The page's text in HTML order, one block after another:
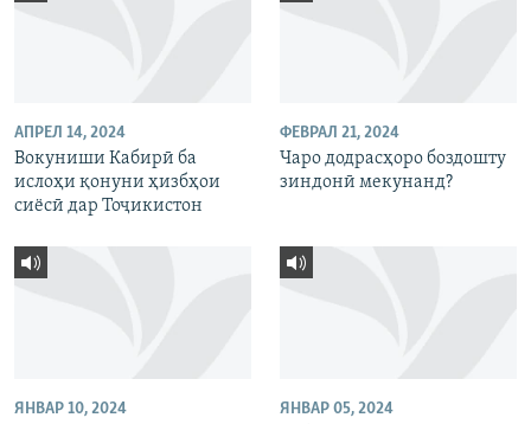
АПРЕЛ 14, 2024
Вокуниши Кабирӣ ба
ислоҳи қонуни ҳизбҳои
сиёсӣ дар Тоҷикистон
ФЕВРАЛ 21, 2024
Чаро додрасҳоро боздошту
зиндонӣ мекунанд?
ЯНВАР 10, 2024 ЯНВАР 05, 2024